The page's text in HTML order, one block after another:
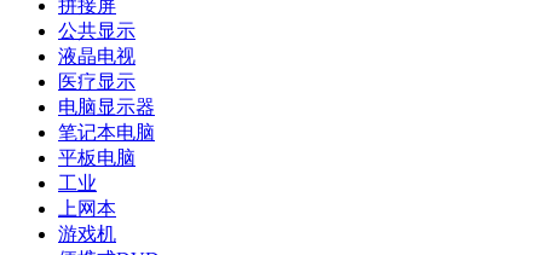
拼接屏
公共显示
液晶电视
医疗显示
电脑显示器
笔记本电脑
平板电脑
工业
上网本
游戏机